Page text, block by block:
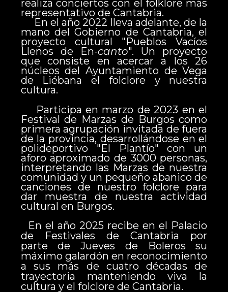
realiza conciertos con el folklore más
representativo de Cantabria.
En el año 2022 lleva adelante, de la
mano del Gobierno de Cantabria, el
proyecto cultural "Pueblos Vacíos
Llenos de En-canto". Un proyecto
que consiste en acercar a los 26
núcleos del Ayuntamiento de Vega
de Liébana el folclore y nuestra
cultura.
Participa en marzo de 2023 en el
Festival de Marzas de Burgos como
primera agrupación invitada de fuera
de la provincia, desarrollándose en el
polideportivo "El Plantío" con un
aforo aproximado de 3000 personas,
interpretando las Marzas de nuestra
comunidad y un pequeño abanico de
canciones de nuestro folclore para
dar muestra de nuestra actividad
cultural en Burgos.
En el año 2025 recibe en el Palacio
de Festivales de Cantabria por
parte de Jueves de Boleros su
máximo galardón en reconocimiento
a sus más de cuatro décadas de
trayectoria manteniendo viva la
cultura y el folclore de Cantabria.